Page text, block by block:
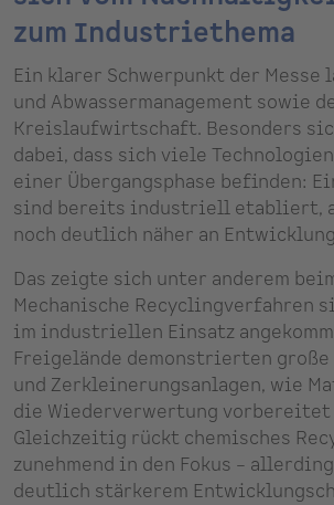
zum Industriethema
Ein klarer Schwerpunkt der Messe
und Abwassermanagement sowie
Kreislaufwirtschaft. Besonders
dabei, dass sich viele
einer Übergangsphase befinden:
sind bereits industriell etabliert,
noch deutlich näher an
Das zeigte sich unter anderem
Mechanische Recyclingverfahren
im industriellen Einsatz
Freigelände demonstrierten
und Zerkleinerungsanlagen, wie
die Wiederverwertung vorbereitet
Gleichzeitig rückt chemisches
zunehmend in den Fokus –
deutlich stärkerem